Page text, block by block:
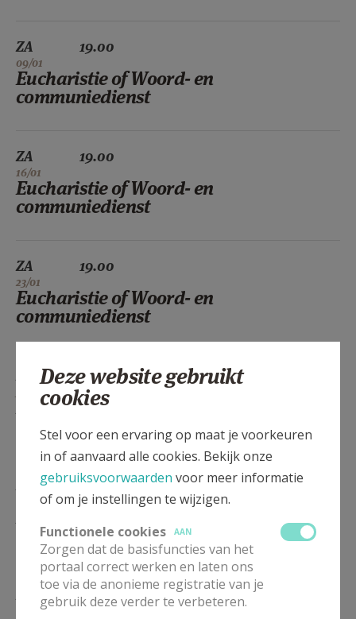
ZA
09/01
19.00
Eucharistie of Woord- en
communiedienst
ZA
16/01
19.00
Eucharistie of Woord- en
communiedienst
ZA
23/01
19.00
Eucharistie of Woord- en
communiedienst
19.00
Eucharistie of Woord- en
communiedienst
06/02
19.00
communiedienst
13/02
19.00
Deze website gebruikt
cookies
Stel voor een ervaring op maat je voorkeuren
in of aanvaard alle cookies. Bekijk onze
gebruiksvoorwaarden voor meer informatie
of om je instellingen te wijzigen.
Functionele cookies
AAN
Zorgen dat de basisfuncties van het
portaal correct werken en laten ons
toe via de anonieme registratie van je
gebruik deze verder te verbeteren.